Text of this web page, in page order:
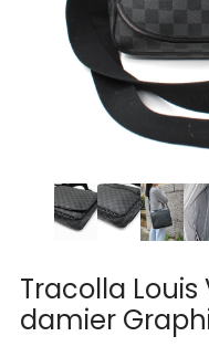
Tracolla
damier